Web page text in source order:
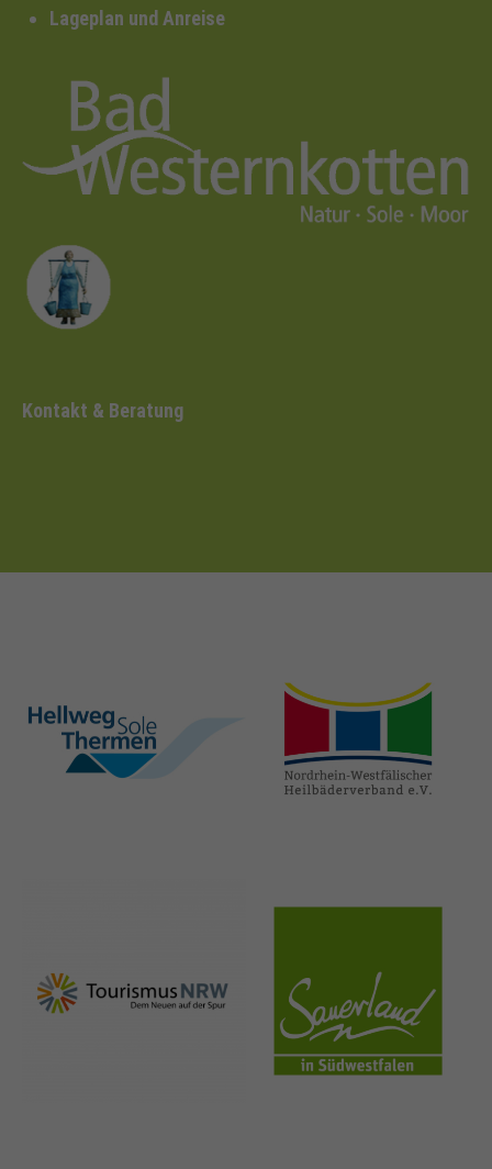
Lageplan und Anreise
Kontakt & Beratung
hellweg-sole-
thermen.de
heilbaeder.de
nrw-
tourismus.de
sauerland.co
m